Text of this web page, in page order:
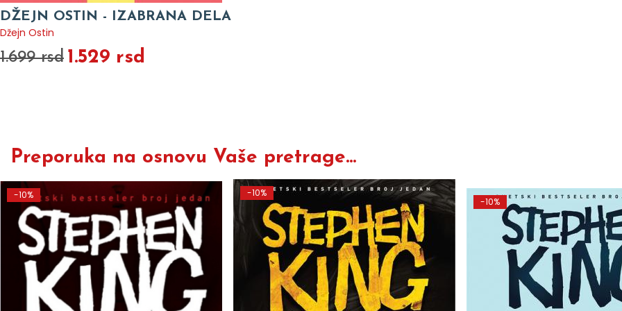
DŽEJN OSTIN - IZABRANA DELA
Džejn Ostin
1.699 rsd 1.529 rsd
Preporuka na osnovu Vaše pretrage...
-10% -10%
-10%